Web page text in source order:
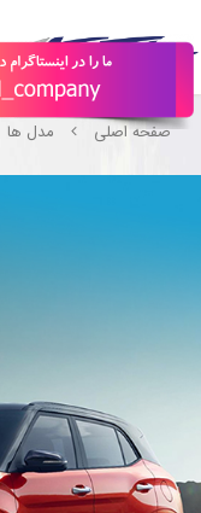
صفحه اصلی مدل ها